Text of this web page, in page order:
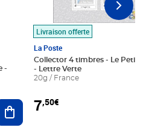
Ajouter au panier
Livraison offerte
La Poste
Collector 4 timbres - Le Petit
- Lettre Verte
20g / France
7,50€